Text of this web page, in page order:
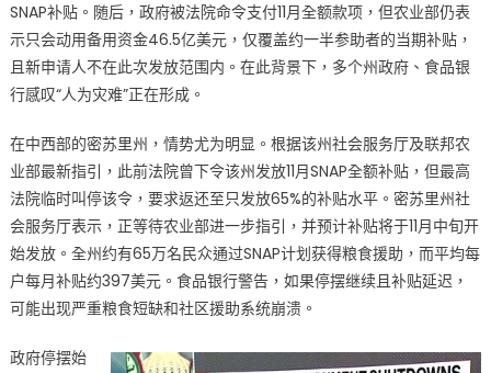
SNAP补贴。随后，政府被法院命令支付11月全额款项，但农业部仍表
示只会动用备用资金46.5亿美元，仅覆盖约一半参助者的当期补贴，
且新申请人不在此次发放范围内。在此背景下，多个州政府、食品银
行感叹“人为灾难”正在形成。
在中西部的密苏里州，情势尤为明显。根据该州社会服务厅及联邦农
业部最新指引，此前法院曾下令该州发放11月SNAP全额补贴，但最高
法院临时叫停该令，要求返还至只发放65%的补贴水平。密苏里州社
会服务厅表示，正等待农业部进一步指引，并预计补贴将于11月中旬开
始发放。全州约有65万名民众通过SNAP计划获得粮食援助，而平均每
户每月补贴约397美元。食品银行警告，如果停摆继续且补贴延迟，
可能出现严重粮食短缺和社区援助系统崩溃。
政府停摆始